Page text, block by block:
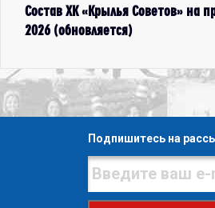
Состав ХК «Крылья Советов» на
2026 (обновляется)
Подпишитесь на